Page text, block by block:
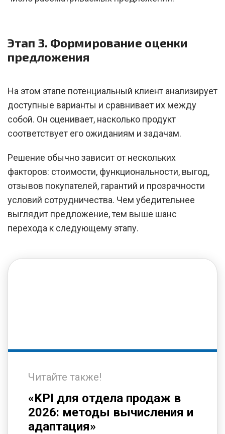
Этап 3. Формирование оценки
предложения
На этом этапе потенциальный клиент анализирует
доступные варианты и сравнивает их между
собой. Он оценивает, насколько продукт
соответствует его ожиданиям и задачам.
Решение обычно зависит от нескольких
факторов: стоимости, функциональности, выгод,
отзывов покупателей, гарантий и прозрачности
условий сотрудничества. Чем убедительнее
выглядит предложение, тем выше шанс
перехода к следующему этапу.
Читайте также!
«KPI для отдела продаж в
2026: методы вычисления и
адаптация»